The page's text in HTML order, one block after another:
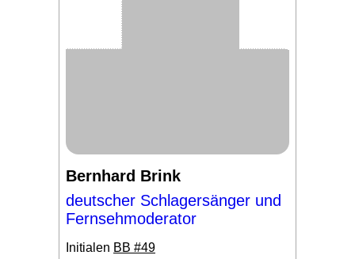
Bernhard Brink
deutscher Schlagersänger und
Fernsehmoderator
Initialen BB #49